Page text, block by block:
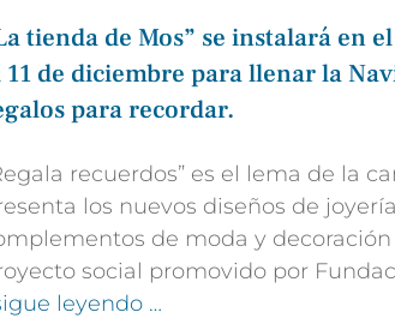
tienda de Mos” se instalará en
11 de diciembre para llenar la
para recordar.
recuerdos” es el lema de la
los nuevos diseños de
de moda y decoración
social promovido por
leyendo …